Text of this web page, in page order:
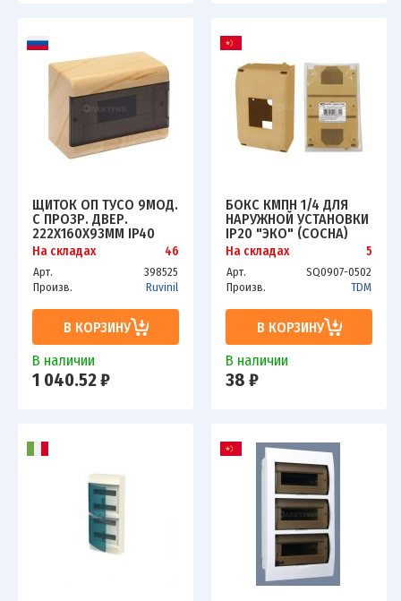
ЩИТОК ОП ТУСО 9МОД.
С ПРОЗР. ДВЕР.
222Х160Х93ММ IP40
СОСНА НА СВЕТЛ.
ОСНОВЕ РУВИНИЛ
68029-27М
На складах 46
Арт.
398525
Произв.
Ruvinil
В КОРЗИНУ
В наличии
1 040.52 ₽
БОКС КМПН 1/4 ДЛЯ
НАРУЖНОЙ УСТАНОВКИ
IP20 "ЭКО" (СОСНА)
TDM
На складах 5
Арт.
SQ0907-0502
Произв.
TDM
В КОРЗИНУ
В наличии
38 ₽